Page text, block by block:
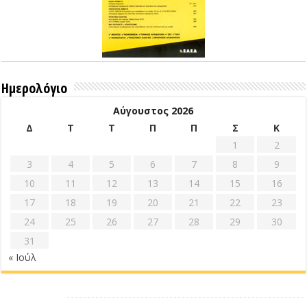
Ημερολόγιο
Αύγουστος 2026
Δ
Τ Τ Π Π Σ
Κ
1
2
3
4 5 6 7 8
9
10
11 12 13 14 15
16
17
18 19 20 21 22
23
24
25 26 27 28 29
30
31
« Ιούλ